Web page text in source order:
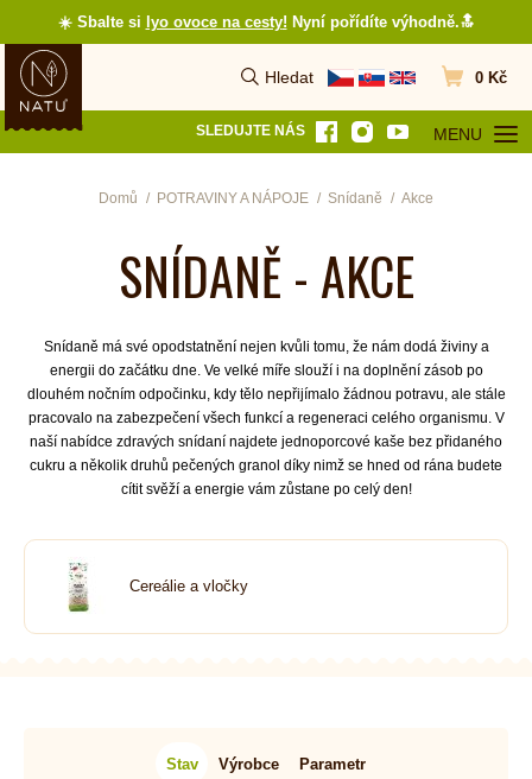
☀️ Sbalte si lyo ovoce na cesty! Nyní pořídíte výhodně.🔝
Hledat
Vyhledat Přejít do
0 Kč
SLEDUJTE NÁS MENU
OTEVŘÍT
Domů POTRAVINY A NÁPOJE Snídaně Akce
SNÍDANĚ - AKCE
Snídaně má své opodstatnění nejen kvůli tomu, že nám dodá živiny a
energii do začátku dne. Ve velké míře slouží i na doplnění zásob po
dlouhém nočním odpočinku, kdy tělo nepřijímalo žádnou potravu, ale stále
pracovalo na zabezpečení všech funkcí a regeneraci celého organismu. V
naší nabídce zdravých snídaní najdete jednoporcové kaše bez přidaného
cukru a několik druhů pečených granol díky nimž se hned od rána budete
cítit svěží a energie vám zůstane po celý den!
Cereálie a vločky
Stav Výrobce Parametr